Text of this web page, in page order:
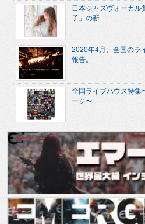
日本ジャズヴォーカル
子」の新...
2020年4月、全国のラ
報告。
全国ライブハウス特集
ージ〜